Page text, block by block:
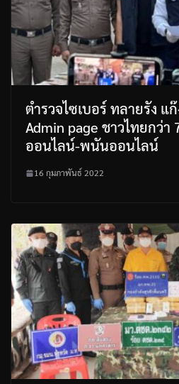
ตำรวจไซเบอร์ ทลายรัง แ
Admin page ชาวไทยกว่
ออนไลน์-พนันออนไลน์
16 กุมภาพันธ์ 2022